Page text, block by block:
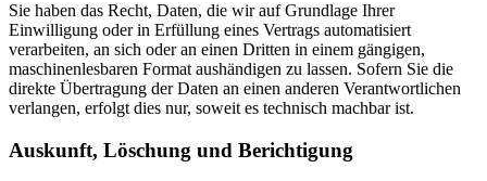
Sie haben das Recht, Daten, die wir auf Grundlage Ihrer
Einwilligung oder in Erfüllung eines Vertrags automatisiert
verarbeiten, an sich oder an einen Dritten in einem gängigen,
maschinenlesbaren Format aushändigen zu lassen. Sofern Sie die
direkte Übertragung der Daten an einen anderen Verantwortlichen
verlangen, erfolgt dies nur, soweit es technisch machbar ist.
Auskunft, Löschung und Berichtigung